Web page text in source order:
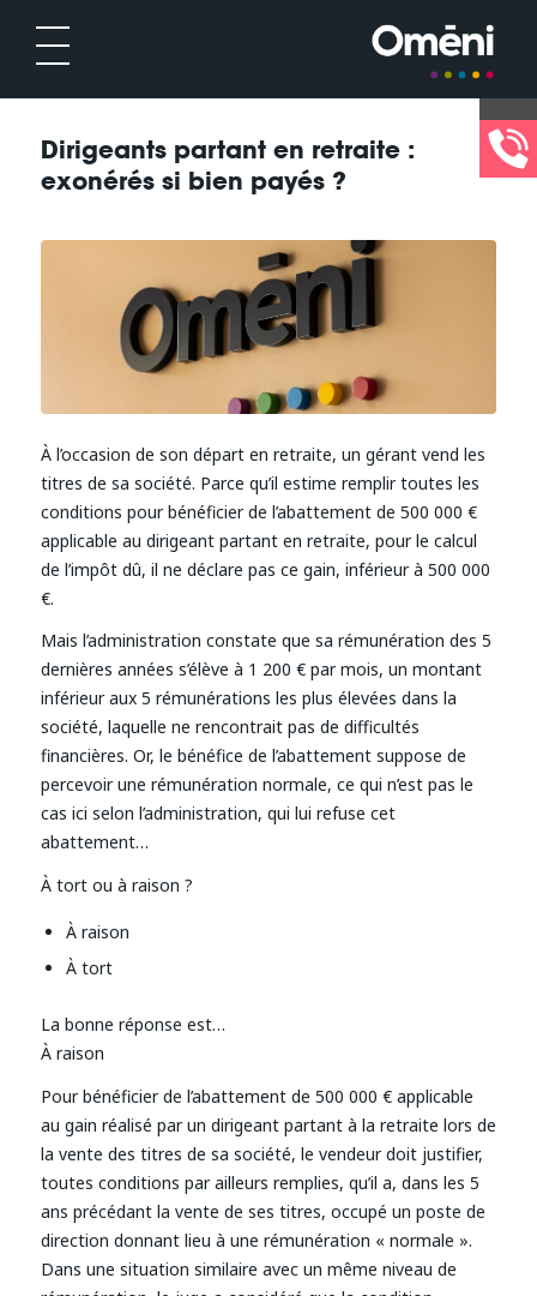
Dirigeants partant en retraite :
exonérés si bien payés ?
À l’occasion de son départ en retraite, un gérant vend les
titres de sa société. Parce qu’il estime remplir toutes les
conditions pour bénéficier de l’abattement de 500 000 €
applicable au dirigeant partant en retraite, pour le calcul
de l’impôt dû, il ne déclare pas ce gain, inférieur à 500 000
€.
Mais l’administration constate que sa rémunération des 5
dernières années s’élève à 1 200 € par mois, un montant
inférieur aux 5 rémunérations les plus élevées dans la
société, laquelle ne rencontrait pas de difficultés
financières. Or, le bénéfice de l’abattement suppose de
percevoir une rémunération normale, ce qui n’est pas le
cas ici selon l’administration, qui lui refuse cet
abattement…
À tort ou à raison ?
À raison
À tort
La bonne réponse est…
À raison
Pour bénéficier de l’abattement de 500 000 € applicable
au gain réalisé par un dirigeant partant à la retraite lors de
la vente des titres de sa société, le vendeur doit justifier,
toutes conditions par ailleurs remplies, qu’il a, dans les 5
ans précédant la vente de ses titres, occupé un poste de
direction donnant lieu à une rémunération « normale ».
Dans une situation similaire avec un même niveau de